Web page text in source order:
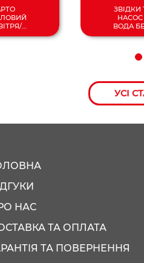
НАСОС
ВОДА
УСІ
НАС
ТА ОПЛАТА
ТА ПОВЕРНЕННЯ